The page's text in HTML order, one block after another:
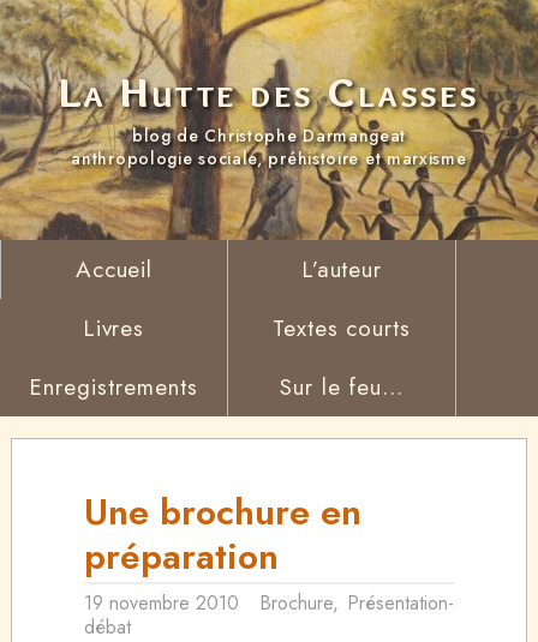
La Hutte des Classes
blog de Christophe Darmangeat
anthropologie sociale, préhistoire et marxisme
Accueil
L’auteur
Livres
Textes courts
Enregistrements
Sur le feu...
Une brochure en
préparation
19 novembre 2010 Brochure, Présentation-
débat